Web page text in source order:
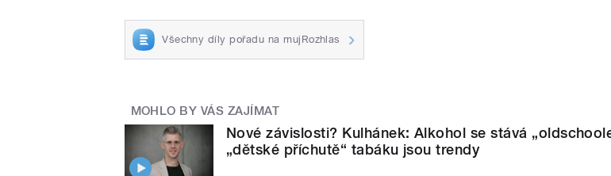
Všechny díly pořadu na mujRozhlas
MOHLO BY VÁS ZAJÍMAT
Nové závislosti? Kulhánek: Alkohol se stává
„dětské příchutě“ tabáku jsou trendy